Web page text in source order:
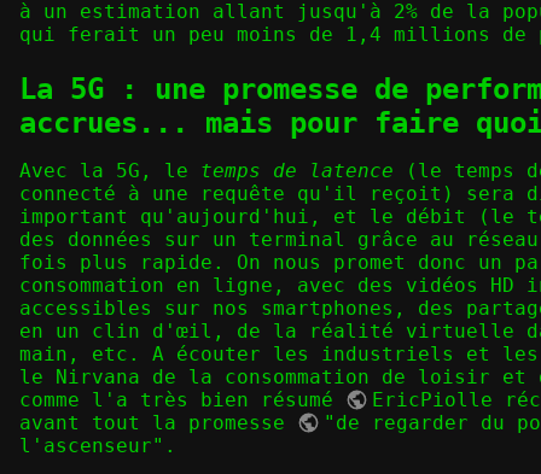
à un estimation allant jusqu'à 2% de la
qui ferait un peu moins de 1,4 millions de
La 5G : une promesse de
accrues... mais pour faire
Avec la 5G, le temps de latence (le temps
connecté à une requête qu'il reçoit) sera
important qu'aujourd'hui, et le débit (le
des données sur un terminal grâce au
fois plus rapide. On nous promet donc un
consommation en ligne, avec des vidéos HD
accessibles sur nos smartphones, des
en un clin d'œil, de la réalité virtuelle
main, etc. A écouter les industriels et les
le Nirvana de la consommation de loisir et
comme l'a très bien résumé
EricPiolle
avant tout la promesse
"de regarder du
l'ascenseur" .